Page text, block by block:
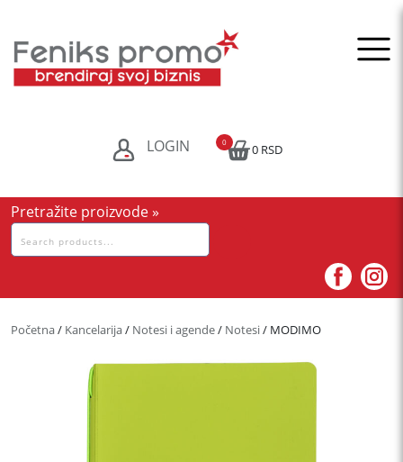
content
LOGIN 0 RSD
0
Pretražite proizvode »
Pretraga
za:
Početna/ Kancelarija/ Notesi i agende/ Notesi/ MODIMO